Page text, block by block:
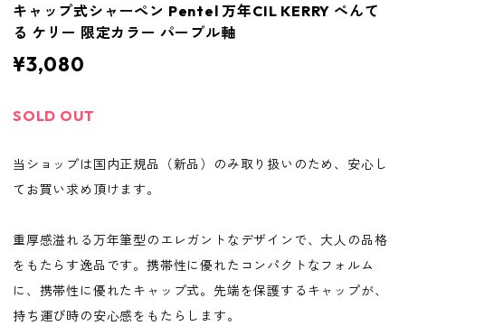
キャップ式シャーペン Pentel 万年CIL KERRY ぺんて
る ケリー 限定カラー パープル軸
¥3,080
SOLD OUT
当ショップは国内正規品（新品）のみ取り扱いのため、安心し
てお買い求め頂けます。
重厚感溢れる万年筆型のエレガントなデザインで、大人の品格
をもたらす逸品です。携帯性に優れたコンパクトなフォルム
に、携帯性に優れたキャップ式。先端を保護するキャップが、
持ち運び時の安心感をもたらします。